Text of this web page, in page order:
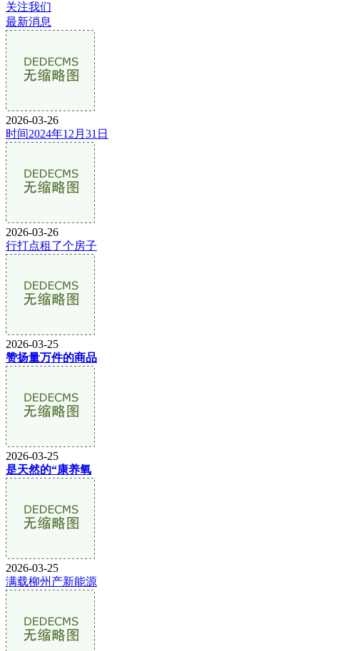
关注我们
最新消息
2026-03-26
时间2024年12月31日
2026-03-26
行打点租了个房子
2026-03-25
赞扬量万件的商品
2026-03-25
是天然的“康养氧
2026-03-25
满载柳州产新能源